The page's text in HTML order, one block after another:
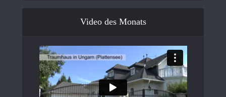
Video des Monats